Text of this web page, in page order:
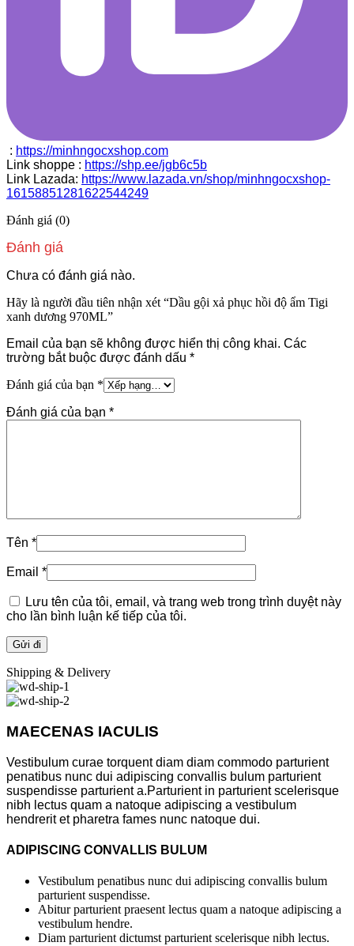
: https://minhngocxshop.com
Link shoppe : https://shp.ee/jgb6c5b
Link Lazada: https://www.lazada.vn/shop/minhngocxshop-
16158851281622544249
Đánh giá (0)
Đánh giá
Chưa có đánh giá nào.
Hãy là người đầu tiên nhận xét “Dầu gội xả phục hồi độ ẩm Tigi
xanh dương 970ML”
Email của bạn sẽ không được hiển thị công khai. Các
trường bắt buộc được đánh dấu *
Đánh giá của bạn *
Đánh giá của bạn *
Tên *
Email *
Lưu tên của tôi, email, và trang web trong trình duyệt này
cho lần bình luận kế tiếp của tôi.
Shipping & Delivery
MAECENAS IACULIS
Vestibulum curae torquent diam diam commodo parturient
penatibus nunc dui adipiscing convallis bulum parturient
suspendisse parturient a.Parturient in parturient scelerisque
nibh lectus quam a natoque adipiscing a vestibulum
hendrerit et pharetra fames nunc natoque dui.
ADIPISCING CONVALLIS BULUM
Vestibulum penatibus nunc dui adipiscing convallis bulum
parturient suspendisse.
Abitur parturient praesent lectus quam a natoque adipiscing a
vestibulum hendre.
Diam parturient dictumst parturient scelerisque nibh lectus.